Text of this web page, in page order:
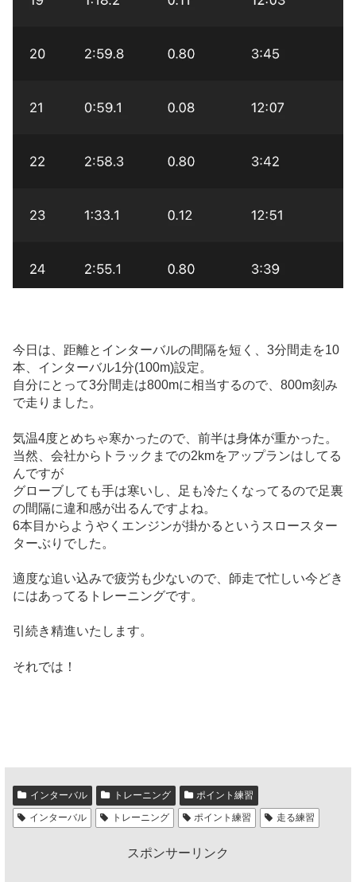
今日は、距離とインターバルの間隔を短く、3分間走を10
本、インターバル1分(100m)設定。
自分にとって3分間走は800mに相当するので、800m刻み
で走りました。
気温4度とめちゃ寒かったので、前半は身体が重かった。
当然、会社からトラックまでの2kmをアップランはしてる
んですが
グローブしても手は寒いし、足も冷たくなってるので足裏
の間隔に違和感が出るんですよね。
6本目からようやくエンジンが掛かるというスロースター
ターぶりでした。
適度な追い込みで疲労も少ないので、師走で忙しい今どき
にはあってるトレーニングです。
引続き精進いたします。
それでは！
インターバル トレーニング
ポイント練習
インターバル
トレーニング ポイント練習 走る練習
スポンサーリンク